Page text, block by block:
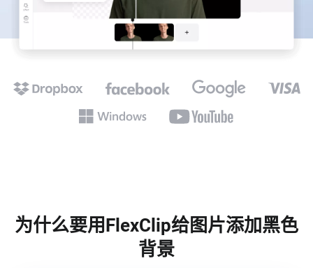
为什么要用FlexClip给图片添加黑色
背景